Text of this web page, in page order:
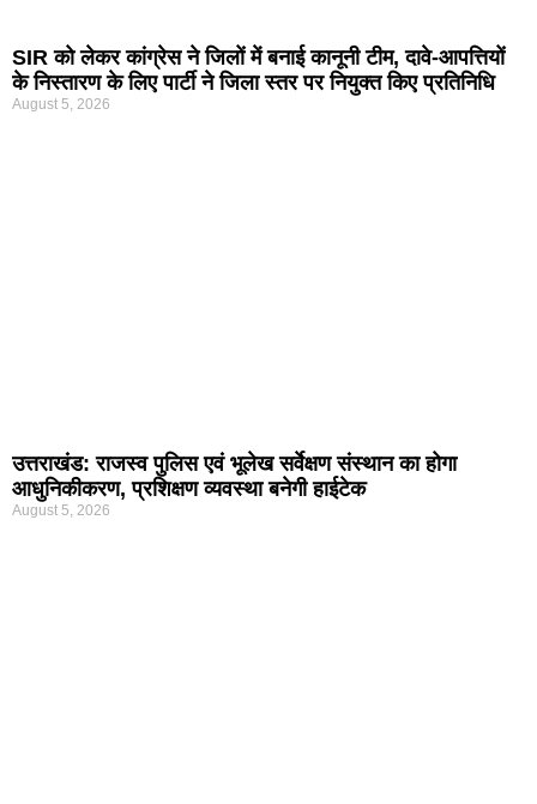
SIR को लेकर कांग्रेस ने जिलों में बनाई कानूनी टीम, दावे-आपत्तियों
के निस्तारण के लिए पार्टी ने जिला स्तर पर नियुक्त किए प्रतिनिधि
August 5, 2026
उत्तराखंड: राजस्व पुलिस एवं भूलेख सर्वेक्षण संस्थान का होगा
आधुनिकीकरण, प्रशिक्षण व्यवस्था बनेगी हाईटेक
August 5, 2026